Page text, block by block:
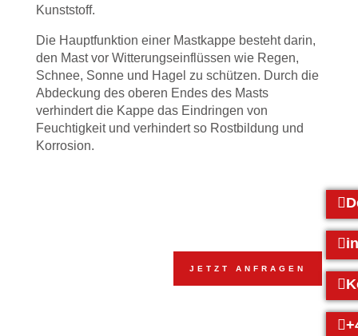
Kunststoff.
Die Hauptfunktion einer Mastkappe besteht darin,
den Mast vor Witterungseinflüssen wie Regen,
Schnee, Sonne und Hagel zu schützen. Durch die
Abdeckung des oberen Endes des Masts
verhindert die Kappe das Eindringen von
Feuchtigkeit und verhindert so Rostbildung und
Korrosion.
JETZT ANFRAGEN